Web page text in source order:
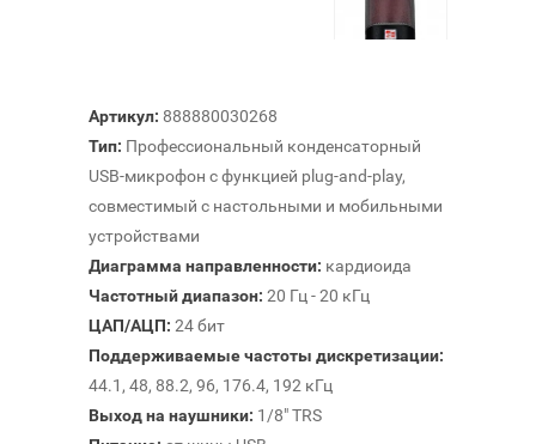
Артикул: 888880030268
Тип: Профессиональный конденсаторный
USB-микрофон с функцией plug-and-play,
совместимый с настольными и мобильными
устройствами
Диаграмма направленности: кардиоида
Частотный диапазон: 20 Гц - 20 кГц
ЦАП/АЦП: 24 бит
Поддерживаемые частоты дискретизации:
44.1, 48, 88.2, 96, 176.4, 192 кГц
Выход на наушники: 1/8" TRS